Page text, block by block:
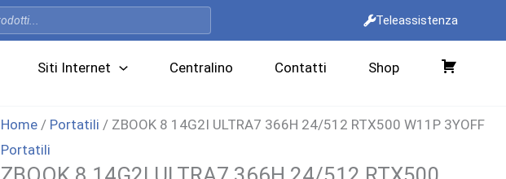
Teleassistenza
Siti Internet Centralino Contatti Shop
r
Home / Portatili / ZBOOK 8 14G2I ULTRA7 366H 24/512 RTX500 W11P 3YOFF
Portatili